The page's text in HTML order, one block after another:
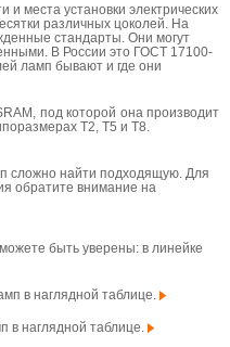
места установки электрических
различных цоколей. На
стандарты. Они могут
В России это ГОСТ 17100-
ламп бывают и где они
под которой она производит
T2, T5 и T8.
сложно найти подходящую. Для
обратите внимание на
быть уверены: в линейке
в наглядной таблице.
наглядной таблице.